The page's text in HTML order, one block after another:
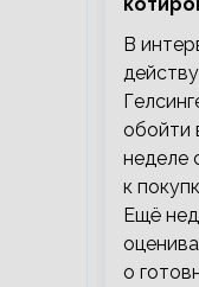
мелких
В
обойти
неделе
к
Ещё
о